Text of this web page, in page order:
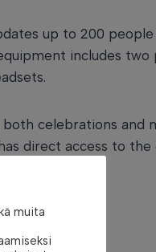
up to 200
includes two
celebrations and
direct access to the
muita